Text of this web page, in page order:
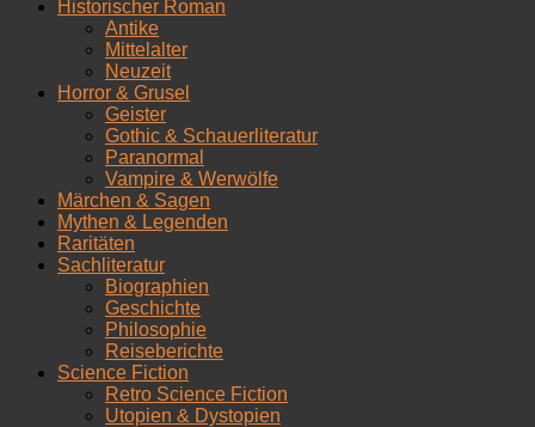
Historischer Roman
Antike
Mittelalter
Neuzeit
Horror & Grusel
Geister
Gothic & Schauerliteratur
Paranormal
Vampire & Werwölfe
Märchen & Sagen
Mythen & Legenden
Raritäten
Sachliteratur
Biographien
Geschichte
Philosophie
Reiseberichte
Science Fiction
Retro Science Fiction
Utopien & Dystopien